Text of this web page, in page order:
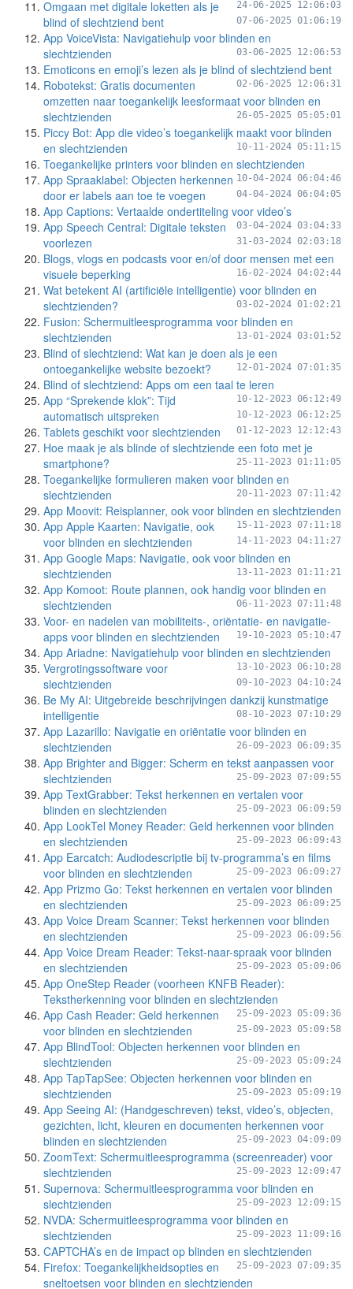
24-06-2025 12:06:03
Omgaan met digitale loketten als je
blind of slechtziend bent
07-06-2025 01:06:19
App VoiceVista: Navigatiehulp voor blinden en
slechtzienden
03-06-2025 12:06:53
Emoticons en emoji’s lezen als je blind of slechtziend bent
02-06-2025 12:06:31
Robotekst: Gratis documenten
omzetten naar toegankelijk leesformaat voor blinden en
slechtzienden
26-05-2025 05:05:01
Piccy Bot: App die video’s toegankelijk maakt voor blinden
en slechtzienden
10-11-2024 05:11:15
Toegankelijke printers voor blinden en slechtzienden
10-04-2024 06:04:46
App Spraaklabel: Objecten herkennen
door er labels aan toe te voegen
04-04-2024 06:04:05
App Captions: Vertaalde ondertiteling voor video’s
03-04-2024 03:04:33
App Speech Central: Digitale teksten
voorlezen
31-03-2024 02:03:18
Blogs, vlogs en podcasts voor en/of door mensen met een
visuele beperking
16-02-2024 04:02:44
Wat betekent AI (artificiële intelligentie) voor blinden en
slechtzienden?
03-02-2024 01:02:21
Fusion: Schermuitleesprogramma voor blinden en
slechtzienden
13-01-2024 03:01:52
Blind of slechtziend: Wat kan je doen als je een
ontoegankelijke website bezoekt?
12-01-2024 07:01:35
Blind of slechtziend: Apps om een taal te leren
10-12-2023 06:12:49
App “Sprekende klok”: Tijd
automatisch uitspreken
10-12-2023 06:12:25
Tablets geschikt voor slechtzienden 01-12-2023 12:12:43
Hoe maak je als blinde of slechtziende een foto met je
smartphone?
25-11-2023 01:11:05
Toegankelijke formulieren maken voor blinden en
slechtzienden
20-11-2023 07:11:42
App Moovit: Reisplanner, ook voor blinden en slechtzienden
15-11-2023 07:11:18
App Apple Kaarten: Navigatie, ook
voor blinden en slechtzienden
14-11-2023 04:11:27
App Google Maps: Navigatie, ook voor blinden en
slechtzienden
13-11-2023 01:11:21
App Komoot: Route plannen, ook handig voor blinden en
slechtzienden
06-11-2023 07:11:48
Voor- en nadelen van mobiliteits-, oriëntatie- en navigatie-
apps voor blinden en slechtzienden
19-10-2023 05:10:47
App Ariadne: Navigatiehulp voor blinden en slechtzienden
13-10-2023 06:10:28
Vergrotingssoftware voor
slechtzienden
09-10-2023 04:10:24
Be My AI: Uitgebreide beschrijvingen dankzij kunstmatige
intelligentie
08-10-2023 07:10:29
App Lazarillo: Navigatie en oriëntatie voor blinden en
slechtzienden
26-09-2023 06:09:35
App Brighter and Bigger: Scherm en tekst aanpassen voor
slechtzienden
25-09-2023 07:09:55
App TextGrabber: Tekst herkennen en vertalen voor
blinden en slechtzienden
25-09-2023 06:09:59
App LookTel Money Reader: Geld herkennen voor blinden
en slechtzienden
25-09-2023 06:09:43
App Earcatch: Audiodescriptie bij tv-programma’s en films
voor blinden en slechtzienden
25-09-2023 06:09:27
App Prizmo Go: Tekst herkennen en vertalen voor blinden
en slechtzienden
25-09-2023 06:09:25
App Voice Dream Scanner: Tekst herkennen voor blinden
en slechtzienden
25-09-2023 06:09:56
App Voice Dream Reader: Tekst-naar-spraak voor blinden
en slechtzienden
25-09-2023 05:09:06
App OneStep Reader (voorheen KNFB Reader):
Tekstherkenning voor blinden en slechtzienden
25-09-2023 05:09:36
App Cash Reader: Geld herkennen
voor blinden en slechtzienden
25-09-2023 05:09:58
App BlindTool: Objecten herkennen voor blinden en
slechtzienden
25-09-2023 05:09:24
App TapTapSee: Objecten herkennen voor blinden en
slechtzienden
25-09-2023 05:09:19
App Seeing AI: (Handgeschreven) tekst, video’s, objecten,
gezichten, licht, kleuren en documenten herkennen voor
blinden en slechtzienden
25-09-2023 04:09:09
ZoomText: Schermuitleesprogramma (screenreader) voor
slechtzienden
25-09-2023 12:09:47
Supernova: Schermuitleesprogramma voor blinden en
slechtzienden
25-09-2023 12:09:15
NVDA: Schermuitleesprogramma voor blinden en
slechtzienden
25-09-2023 11:09:16
CAPTCHA’s en de impact op blinden en slechtzienden
25-09-2023 07:09:35
Firefox: Toegankelijkheidsopties en
sneltoetsen voor blinden en slechtzienden